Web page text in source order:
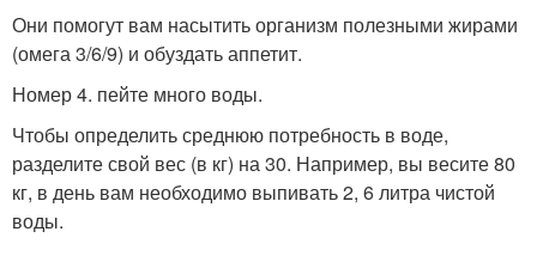
Они помогут вам насытить организм полезными жирами
(омега 3/6/9) и обуздать аппетит.
Номер 4. пейте много воды.
Чтобы определить среднюю потребность в воде,
разделите свой вес (в кг) на 30. Например, вы весите 80
кг, в день вам необходимо выпивать 2, 6 литра чистой
воды.